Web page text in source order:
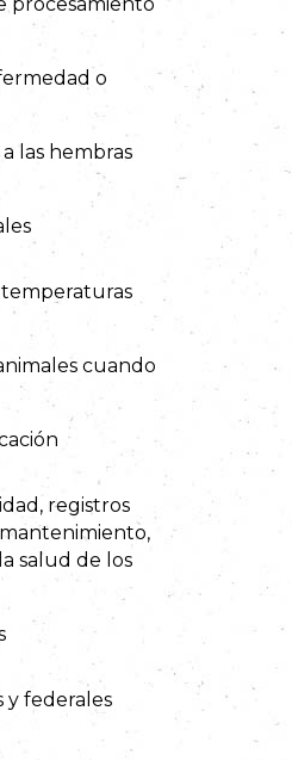
o
las hembras
cuando
registros
salud de los
y federales